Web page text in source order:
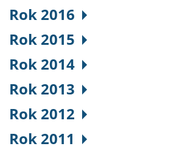
Rok 2016
Rok 2015
Rok 2014
Rok 2013
Rok 2012
Rok 2011